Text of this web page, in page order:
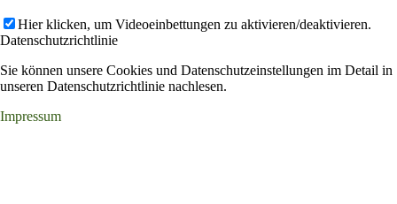
Hier klicken, um Videoeinbettungen zu aktivieren/deaktivieren.
Datenschutzrichtlinie
Sie können unsere Cookies und Datenschutzeinstellungen im Detail in
unseren Datenschutzrichtlinie nachlesen.
Impressum